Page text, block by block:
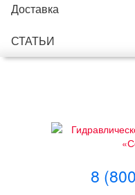
Доставка
СТАТЬИ
8